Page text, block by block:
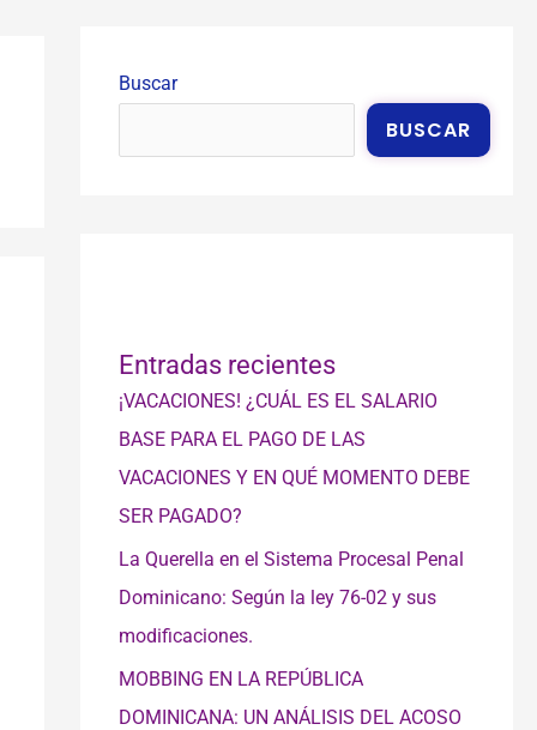
Buscar
BUSCAR
Entradas recientes
¡VACACIONES! ¿CUÁL ES EL SALARIO
BASE PARA EL PAGO DE LAS
VACACIONES Y EN QUÉ MOMENTO DEBE
SER PAGADO?
La Querella en el Sistema Procesal Penal
Dominicano: Según la ley 76-02 y sus
modificaciones.
MOBBING EN LA REPÚBLICA
DOMINICANA: UN ANÁLISIS DEL ACOSO